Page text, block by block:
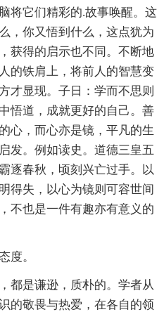
将它们精彩的.故事唤醒。这
，你又悟到什么，这点犹为
获得的启示也不同。不断地
的铁肩上，将前人的智慧变
才显现。子日：学而不思则
悟道，成就更好的自己。善
心，而心亦是镜，平凡的生
发。例如读史。道德三皇五
逐春秋，顷刻兴亡过手。以
得失，以心为镜则可容世间
不也是一件有趣亦有意义的
。
是谦逊，质朴的。学者从
的敬畏与热爱，在各自的领